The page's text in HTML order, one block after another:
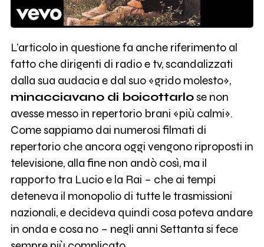
L’articolo in questione fa anche riferimento al
fatto che dirigenti di radio e tv, scandalizzati
dalla sua audacia e dal suo «grido molesto»,
minacciavano di boicottarlose non
avesse messo in repertorio brani «più calmi».
Come sappiamo dai numerosi filmati di
repertorio che ancora oggi vengono riproposti in
televisione, alla fine non andò così, ma il
rapporto tra Lucio e la Rai – che ai tempi
deteneva il monopolio di tutte le trasmissioni
nazionali, e decideva quindi cosa poteva andare
in onda e cosa no – negli anni Settanta si fece